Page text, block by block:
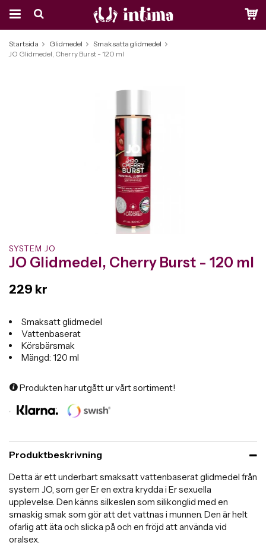
Startsida Glidmedel
Smaksatta glidmedel
JO Glidmedel, Cherry Burst - 120 ml
SYSTEM JO
JO Glidmedel, Cherry Burst - 120 ml
229 kr
Smaksatt glidmedel
Vattenbaserat
Körsbärsmak
Mängd: 120 ml
Produkten har utgått ur vårt sortiment!
Produktbeskrivning
Detta är ett underbart smaksatt vattenbaserat glidmedel från
system JO, som ger Er en extra krydda i Er sexuella
upplevelse. Den känns silkeslen som silikonglid med en
smaskig smak som gör att det vattnas i munnen. Den är helt
ofarlig att äta och slicka på och en fröjd att använda vid
oralsex.